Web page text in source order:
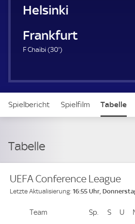
HJK Helsinki
Eintracht Frankfurt
F Chaïbi (30'3
u
t
)
Spielbericht Spielfilm Tabelle
Tabelle
UEFA Conference League
Letzte Aktualisierung: 16:55 Uhr,
PlatzTeam Sp. Spiele
SSiege
U